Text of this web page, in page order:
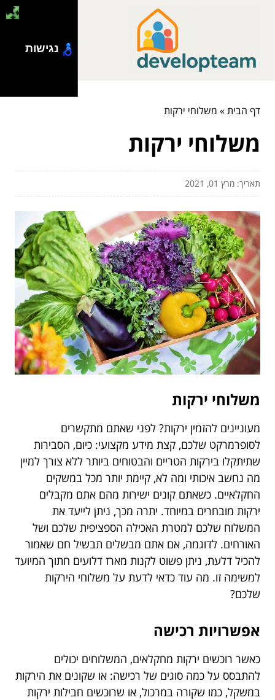
דף הבית» משלוחי ירקות
משלוחי ירקות
תאריך: מרץ 01, 2021
משלוחי ירקות
מעוניינים להזמין ירקות? לפני שאתם מתקשרים
לסופרמרקט שלכם, קצת מידע מקצועי: כיום, הסבירות
שתיתקלו בירקות הטריים והבטוחים ביותר ללא צורך למיין
מה נחשב איכותי ומה לא, קיימת יותר מכל במשקים
החקלאיים. כשאתם קונים ישירות מהם אתם מקבלים
ירקות מובחרים במיוחד. יתרה מכך, ניתן לייעד את
המשלוח שלכם למטרת האכילה הספציפית שלכם ושל
האורחים. לדוגמה, אם אתם מבשלים תבשיל חם שאמור
להכיל דלעת, ניתן פשוט לקנות מארז דלועים חתוך המיועד
למשימה זו. מה עוד כדאי לדעת על משלוחי הירקות
שלכם?
אפשרויות רכישה
כאשר רוכשים ירקות מחקלאים, המשלוחים יכולים
להתבסס על כמה סוגים של רכישה: או שקונים את הירקות
במשקל, כמו שקורה במרכול, או שרוכשים חבילות ירקות
נגישות